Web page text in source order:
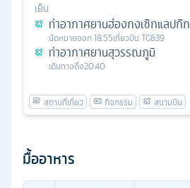
เย็น
ท่าอากาศยานฮ่องกงเช๊กแลปก๊ก
นัดหมายออก18.55เที่ยวบิน TG639
ท่าอากาศยานสุวรรณภูมิ
เดินทางถึง20.40
มื้ออาหาร